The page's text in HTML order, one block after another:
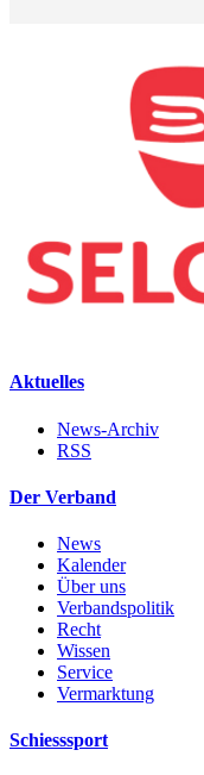
Aktuelles
News-Archiv
RSS
Der Verband
News
Kalender
Über uns
Verbandspolitik
Recht
Wissen
Service
Vermarktung
Schiesssport